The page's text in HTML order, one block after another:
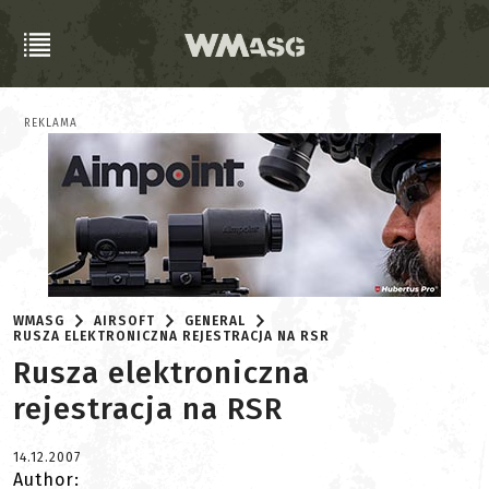
REKLAMA
WMASG AIRSOFT
GENERAL
RUSZA ELEKTRONICZNA REJESTRACJA NA RSR
Rusza elektroniczna
rejestracja na RSR
14.12.2007
Author: